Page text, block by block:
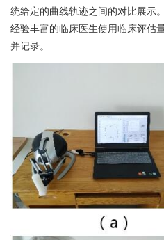
统给定的曲线轨迹之间的对比展示
经验丰富的临床医生使用临床评估
并记录。